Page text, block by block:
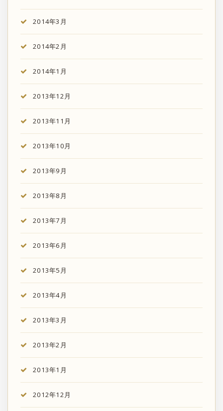
2014年3月
2014年2月
2014年1月
2013年12月
2013年11月
2013年10月
2013年9月
2013年8月
2013年7月
2013年6月
2013年5月
2013年4月
2013年3月
2013年2月
2013年1月
2012年12月